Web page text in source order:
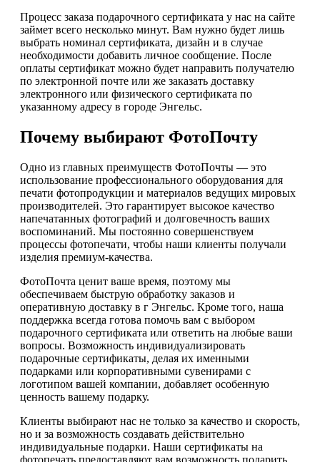
Процесс заказа подарочного сертификата у нас на сайте
займет всего несколько минут. Вам нужно будет лишь
выбрать номинал сертификата, дизайн и в случае
необходимости добавить личное сообщение. После
оплаты сертификат можно будет направить получателю
по электронной почте или же заказать доставку
электронного или физического сертификата по
указанному адресу в городе Энгельс.
Почему выбирают ФотоПочту
Одно из главных преимуществ ФотоПочты — это
использование профессионального оборудования для
печати фотопродукции и материалов ведущих мировых
производителей. Это гарантирует высокое качество
напечатанных фотографий и долговечность ваших
воспоминаний. Мы постоянно совершенствуем
процессы фотопечати, чтобы наши клиенты получали
изделия премиум-качества.
ФотоПочта ценит ваше время, поэтому мы
обеспечиваем быструю обработку заказов и
оперативную доставку в г Энгельс. Кроме того, наша
поддержка всегда готова помочь вам с выбором
подарочного сертификата или ответить на любые ваши
вопросы. Возможность индивидуализировать
подарочные сертификаты, делая их именными
подарками или корпоративными сувенирами с
логотипом вашей компании, добавляет особенную
ценность вашему подарку.
Клиенты выбирают нас не только за качество и скорость,
но и за возможность создавать действительно
индивидуальные подарки. Наши сертификаты на